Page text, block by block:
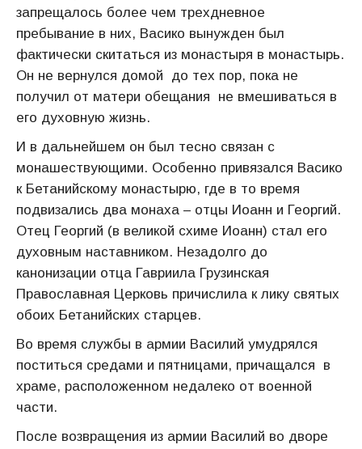
запрещалось более чем трехдневное
пребывание в них, Васико вынужден был
фактически скитаться из монастыря в монастырь.
Он не вернулся домой до тех пор, пока не
получил от матери обещания не вмешиваться в
его духовную жизнь.
И в дальнейшем он был тесно связан с
монашествующими. Особенно привязался Васико
к Бетанийскому монастырю, где в то время
подвизались два монаха – отцы Иоанн и Георгий.
Отец Георгий (в великой схиме Иоанн) стал его
духовным наставником. Незадолго до
канонизации отца Гавриила Грузинская
Православная Церковь причислила к лику святых
обоих Бетанийских старцев.
Во время службы в армии Василий умудрялся
поститься средами и пятницами, причащался в
храме, расположенном недалеко от военной
части.
После возвращения из армии Василий во дворе